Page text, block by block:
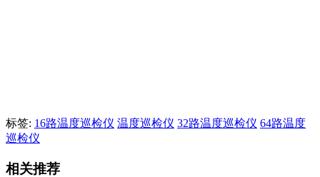
标签: 16路温度巡检仪 温度巡检仪 32路温度巡检仪 64路温度
巡检仪
相关推荐